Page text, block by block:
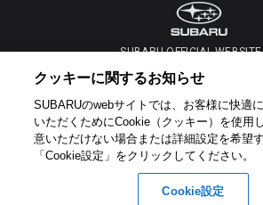
SUBARU OFFICIAL
Copyright © SUBARU CORPORATION 2026 All
クッキーに関するお知らせ​
SUBARUのwebサイトでは、お客様に快適
いただくためにCookie（クッキー）を使用
意いただけない場合または詳細設定を希望す
「Cookie設定」をクリックしてください。​
Cookie設定